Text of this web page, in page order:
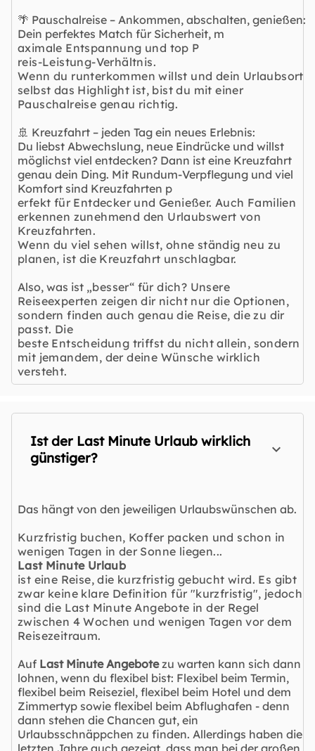
🌴 Pauschalreise – Ankommen, abschalten, genießen:
Dein perfektes Match für Sicherheit, m
aximale Entspannung und top P
reis-Leistung-Verhältnis.
Wenn du runterkommen willst und dein Urlaubsort
selbst das Highlight ist, bist du mit einer
Pauschalreise genau richtig.
🚢 Kreuzfahrt – jeden Tag ein neues Erlebnis:
Du liebst Abwechslung, neue Eindrücke und willst
möglichst viel entdecken? Dann ist eine Kreuzfahrt
genau dein Ding. Mit Rundum-Verpflegung und viel
Komfort sind Kreuzfahrten p
erfekt für Entdecker und Genießer. Auch Familien
erkennen zunehmend den Urlaubswert von
Kreuzfahrten.
Wenn du viel sehen willst, ohne ständig neu zu
planen, ist die Kreuzfahrt unschlagbar.
Also, was ist „besser“ für dich? Unsere
Reiseexperten zeigen dir nicht nur die Optionen,
sondern finden auch genau die Reise, die zu dir
passt. Die
beste Entscheidung triffst du nicht allein, sondern
mit jemandem, der deine Wünsche wirklich
versteht.
Ist der Last Minute Urlaub wirklich
günstiger?
Das hängt von den jeweiligen Urlaubswünschen ab.
Kurzfristig buchen, Koffer packen und schon in
wenigen Tagen in der Sonne liegen...
Last Minute Urlaub
ist eine Reise, die kurzfristig gebucht wird. Es gibt
zwar keine klare Definition für "kurzfristig", jedoch
sind die Last Minute Angebote in der Regel
zwischen 4 Wochen und wenigen Tagen vor dem
Reisezeitraum.
Auf Last Minute Angebotezu warten kann sich dann
lohnen, wenn du flexibel bist: Flexibel beim Termin,
flexibel beim Reiseziel, flexibel beim Hotel und dem
Zimmertyp sowie flexibel beim Abflughafen - denn
dann stehen die Chancen gut, ein
Urlaubsschnäppchen zu finden. Allerdings haben die
letzten Jahre auch gezeigt, dass man bei der großen